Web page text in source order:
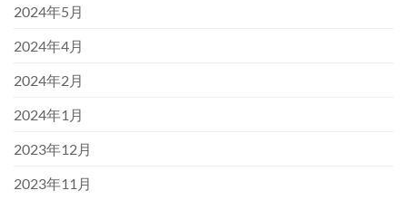
2024年5月
2024年4月
2024年2月
2024年1月
2023年12月
2023年11月